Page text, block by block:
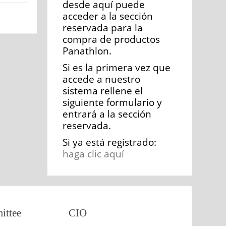
desde aquí puede
acceder a la sección
reservada para la
compra de productos
Panathlon.
Si es la primera vez que
accede a nuestro
sistema rellene el
siguiente formulario y
entrará a la sección
reservada.
Si ya está registrado:
haga clic aquí
CIO